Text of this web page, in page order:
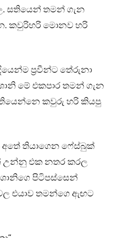
සතියෙන් තමන් ගැන
කවුරිහරි මොනව හරි
ප්‍රවීන්ට තේරුනා
මේ එකපාර තමන් ගැන
කවුරු හරි කියපු
තියාගෙන ෆේස්බුක්
උන්නු එක නතර කරල
ශානිගෙ පිටිපස්සෙන්
එයාව තමන්ගෙ ඇඟට